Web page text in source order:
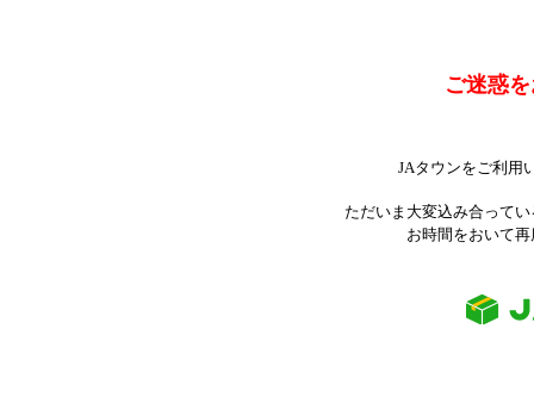
ご迷惑
JAタウンをご利用
ただいま大変込み合って
お時間をおいて